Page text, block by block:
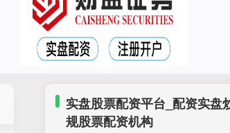
实盘股票配资平台_配资实盘
规股票配资机构